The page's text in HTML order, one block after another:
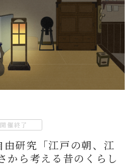
開催終了
研究「江戸の朝、江
から考える昔のくらし